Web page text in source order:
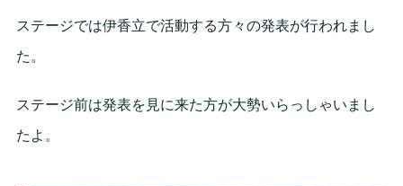
ステージでは伊香立で活動する方々の発表が行われまし
た。
ステージ前は発表を見に来た方が大勢いらっしゃいまし
たよ。